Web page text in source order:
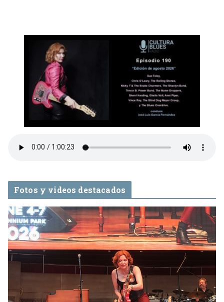
Fotos y videos destacados